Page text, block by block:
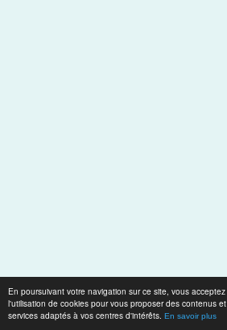
En poursuivant votre navigation sur ce site, vous acceptez
l'utilisation de cookies pour vous proposer des contenus et
services adaptés à vos centres d'intérêts. En savoir plus
Thèmes associés